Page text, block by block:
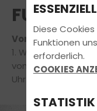
FUN
Voraussichtlicher
1. Woche von
von Montag bis
Uhr.
ESSENZIELL
Diese
Funktionen
erforderlich.
COOKIES
STATISTIK